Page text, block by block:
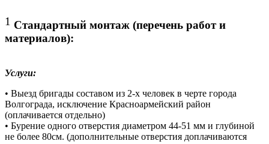
1 Стандартный монтаж (перечень работ и
материалов):
Услуги:
• Выезд бригады составом из 2-х человек в черте города
Волгограда, исключение Красноармейский район
(оплачивается отдельно)
• Бурение одного отверстия диаметром 44-51 мм и глубиной
не более 80см. (дополнительные отверстия доплачиваются